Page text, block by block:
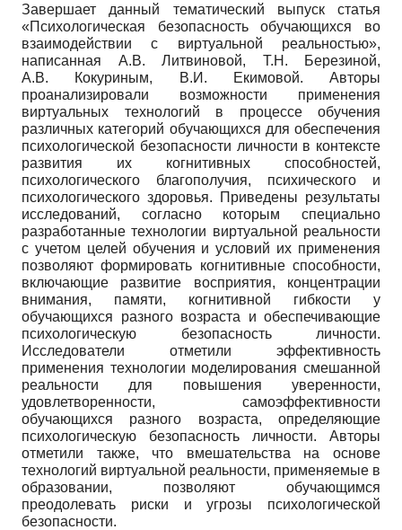
Завершает данный тематический выпуск статья
«Психологическая безопасность обучающихся во
взаимодействии с виртуальной реальностью»,
написанная А.В. Литвиновой, Т.Н. Березиной,
А.В. Кокуриным, В.И. Екимовой. Авторы
проанализировали возможности применения
виртуальных технологий в процессе обучения
различных категорий обучающихся для обеспечения
психологической безопасности личности в контексте
развития их когнитивных способностей,
психологического благополучия, психического и
психологического здоровья. Приведены результаты
исследований, согласно которым специально
разработанные технологии виртуальной реальности
с учетом целей обучения и условий их применения
позволяют формировать когнитивные способности,
включающие развитие восприятия, концентрации
внимания, памяти, когнитивной гибкости у
обучающихся разного возраста и обеспечивающие
психологическую безопасность личности.
Исследователи отметили эффективность
применения технологии моделирования смешанной
реальности для повышения уверенности,
удовлетворенности, самоэффективности
обучающихся разного возраста, определяющие
психологическую безопасность личности. Авторы
отметили также, что вмешательства на основе
технологий виртуальной реальности, применяемые в
образовании, позволяют обучающимся
преодолевать риски и угрозы психологической
безопасности.